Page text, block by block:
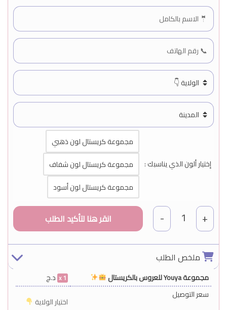
إختيار ألون الذي يناسبك :
مجموعة كريستال لون ذهبي
مجموعة كريستال لون شفاف
مجموعة كريستال لون أسود
+
1
-
ملخص الطلب
مجموعة Youya للعروس بالكريستال 1
د.ج
سعر التوصيل
اختيار الولاية